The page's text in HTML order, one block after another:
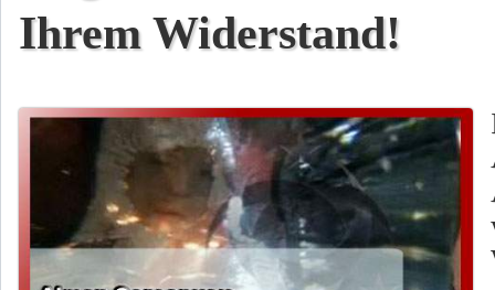
Ihrem Widerstand!